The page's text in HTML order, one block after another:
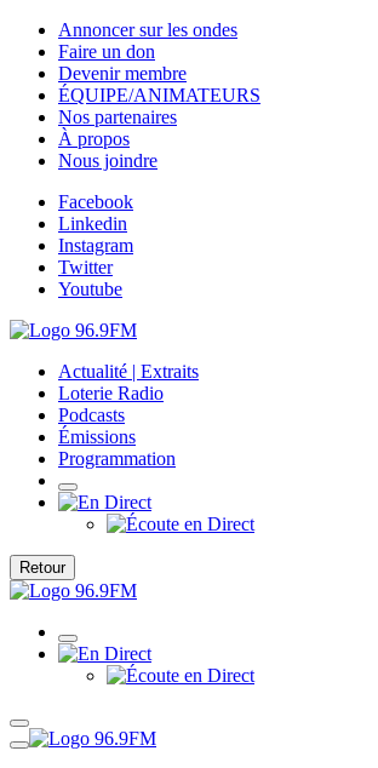
Annoncer sur les ondes
Faire un don
Devenir membre
ÉQUIPE/ANIMATEURS
Nos partenaires
À propos
Nous joindre
Facebook
Linkedin
Instagram
Twitter
Youtube
Actualité | Extraits
Loterie Radio
Podcasts
Émissions
Programmation
Retour